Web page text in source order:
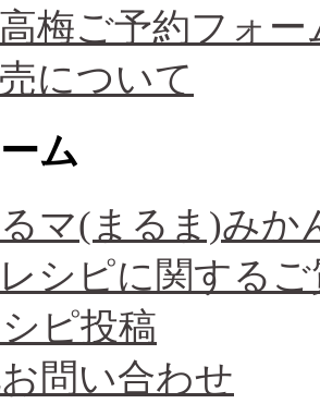
梅ご予約フォー
について
ム
マ(まるま)みか
シピに関するご
ピ投稿
問い合わせ